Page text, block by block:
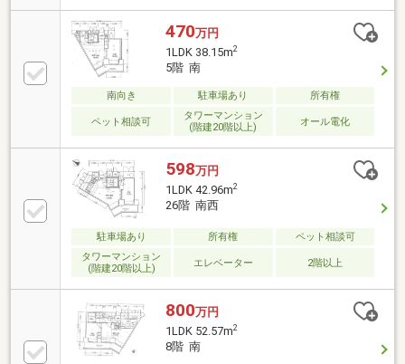
崎中学校」停まで徒歩可6分。 「名鉄河和線「河
和」駅へバスでアクセス可。【お客様とのお約束】・
物件を購入するにあたり、購入の流れを事前に明確に
お伝えします・物件を購入するにあたり、物件購入に
伴う費用を事前に明確にお伝えします・物件のメリッ
ト・デメリットを正確にお伝えします・私共に相談し
て良かったと思って頂けます様お客様の人生で一番大
きな買い物をスタッフ全員でサポートします。
470万円
1LDK 38.15m2
5階 南
南向き 駐車場あり 所有権
ペット相談可
タワーマンション
(階建20階以上)
オール電化
598万円
1LDK 42.96m2
26階 南西
駐車場あり 所有権
ペット相談可
タワーマンション
(階建20階以上)
エレベーター 2階以上
800万円
1LDK 52.57m2
8階 南